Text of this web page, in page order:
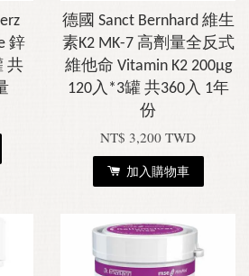
鋅
共
德國 Sanct Bernhard 維生
素K2 MK-7 高劑量全反式
維他命 Vitamin K2 200μg
120入*3罐 共360入 1年
份
NT$ 3,200 TWD
加入購物車